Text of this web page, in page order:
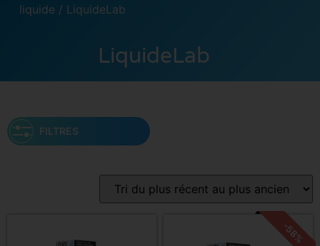
liquide / LiquideLab
LiquideLab
-58%